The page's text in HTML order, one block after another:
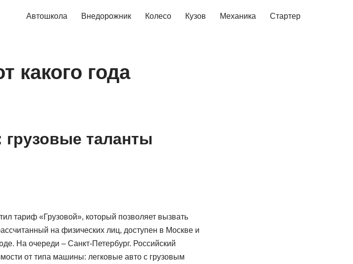
Автошкола Внедорожник Колесо Кузов Механика Стартер
какого года
таланты
тариф «Грузовой», который позволяет вызвать
на физических лиц, доступен в Москве и
На очереди – Санкт-Петербург. Российский
от типа машины: легковые авто с грузовым